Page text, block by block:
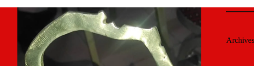
Archives